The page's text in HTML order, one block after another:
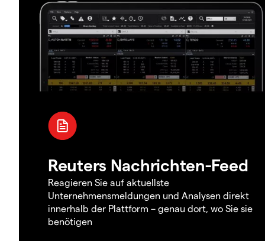
Reuters Nachrichten-Feed
Reagieren Sie auf aktuellste
Unternehmensmeldungen und Analysen direkt
innerhalb der Plattform – genau dort, wo Sie sie
benötigen